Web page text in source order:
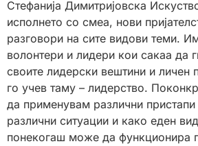
Стефанија Димитријовска
исполнето со смеа, нови
разговори на сите видови теми.
волонтери и лидери кои сакаа да
своите лидерски вештини и личен
го учев таму – лидерство.
да применувам различни
различни ситуации и како еден
понекогаш може да функционира